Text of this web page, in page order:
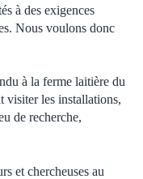
à des exigences
Nous voulons donc
à la ferme laitière du
visiter les installations,
de recherche,
et chercheuses au